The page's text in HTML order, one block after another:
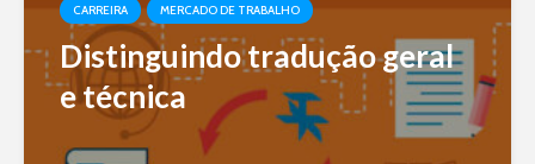
CARREIRA MERCADO DE TRABALHO
Distinguindo tradução geral
e técnica